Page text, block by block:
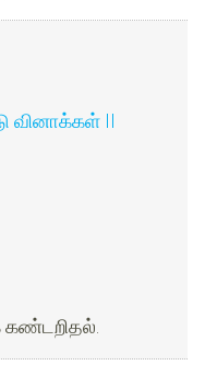
வினாக்கள் II
கண்டறிதல்.